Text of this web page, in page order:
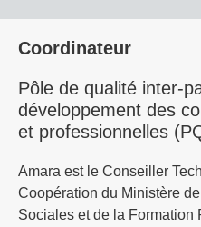
Coordinateur
Pôle de qualité inter-
développement des
et professionnelles
Amara est le Conseiller
Coopération du Ministère
Sociales et de la